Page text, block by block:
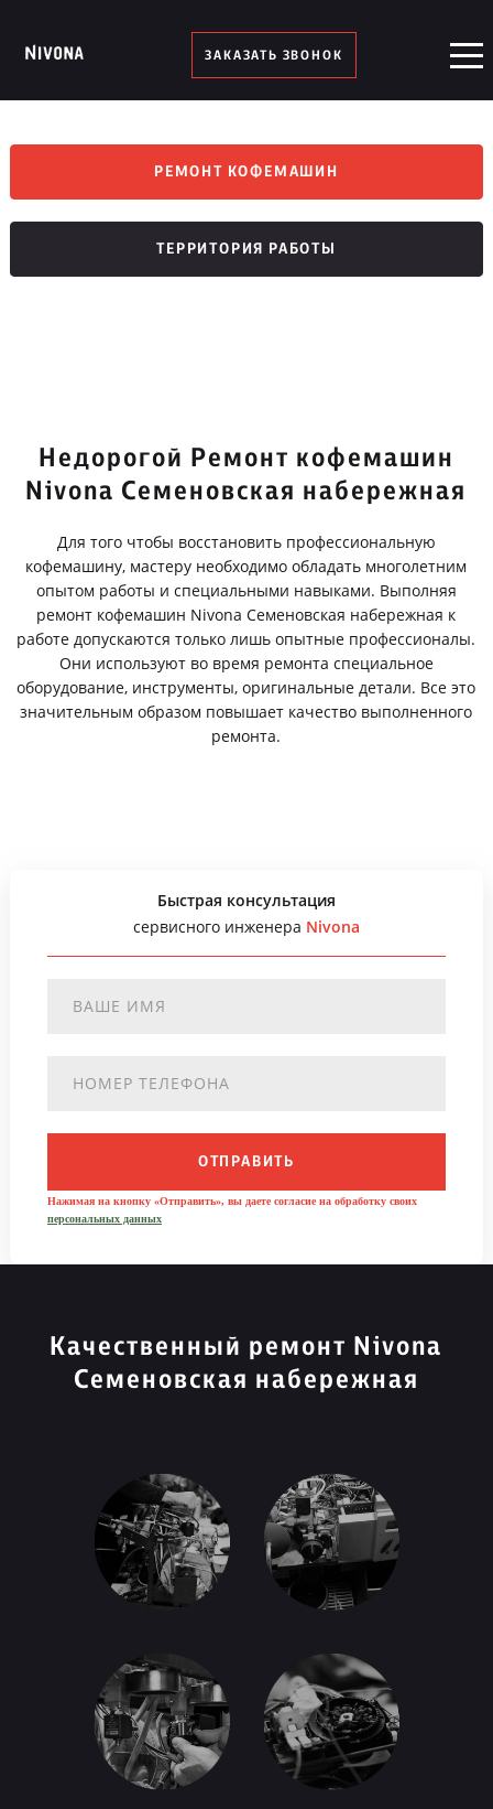
ЗАКАЗАТЬ ЗВОНОК
РЕМОНТ КОФЕМАШИН
ТЕРРИТОРИЯ РАБОТЫ
Недорогой Ремонт кофемашин
Nivona Семеновская набережная
Для того чтобы восстановить профессиональную
кофемашину, мастеру необходимо обладать многолетним
опытом работы и специальными навыками. Выполняя
ремонт кофемашин Nivona Семеновская набережная к
работе допускаются только лишь опытные профессионалы.
Они используют во время ремонта специальное
оборудование, инструменты, оригинальные детали. Все это
значительным образом повышает качество выполненного
ремонта.
Быстрая консультация
сервисного инженера Nivona
ОТПРАВИТЬ
Нажимая на кнопку «Отправить», вы даете согласие на обработку своих
персональных данных
Качественный ремонт Nivona
Семеновская набережная